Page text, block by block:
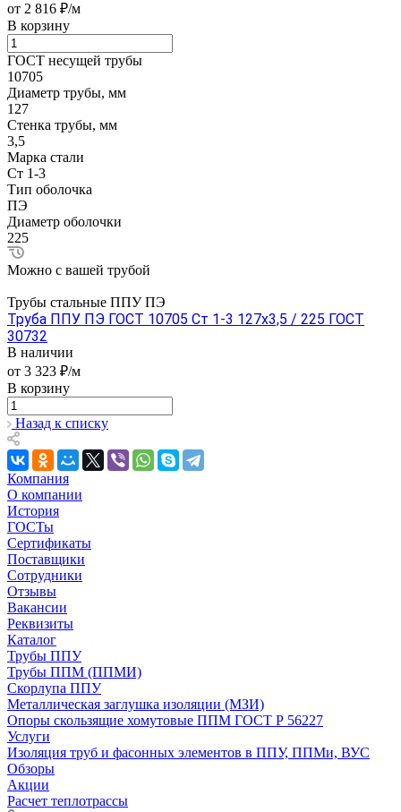
от 2 816 ₽/м
В корзину
ГОСТ несущей трубы
10705
Диаметр трубы, мм
127
Стенка трубы, мм
3,5
Марка стали
Ст 1-3
Тип оболочка
ПЭ
Диаметр оболочки
225
Можно с вашей трубой
Трубы стальные ППУ ПЭ
Труба ППУ ПЭ ГОСТ 10705 Ст 1-3 127x3,5 / 225 ГОСТ
30732
В наличии
от 3 323 ₽/м
В корзину
Назад к списку
Компания
О компании
История
ГОСТы
Сертификаты
Поставщики
Сотрудники
Отзывы
Вакансии
Реквизиты
Каталог
Трубы ППУ
Трубы ППМ (ППМИ)
Скорлупа ППУ
Металлическая заглушка изоляции (МЗИ)
Опоры скользящие хомутовые ППМ ГОСТ Р 56227
Услуги
Изоляция труб и фасонных элементов в ППУ, ППМи, ВУС
Обзоры
Акции
Расчет теплотрассы